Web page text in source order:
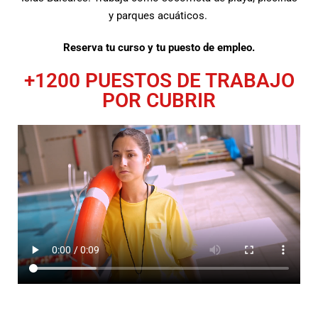
y parques acuáticos.
Reserva tu curso y tu puesto de empleo.
+1200 PUESTOS DE TRABAJO
POR CUBRIR